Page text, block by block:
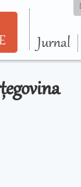
Jurnal